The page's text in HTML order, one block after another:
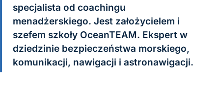
specjalista od coachingu
menadżerskiego. Jest założycielem i
szefem szkoły OceanTEAM. Ekspert w
dziedzinie bezpieczeństwa morskiego,
komunikacji, nawigacji i astronawigacji.